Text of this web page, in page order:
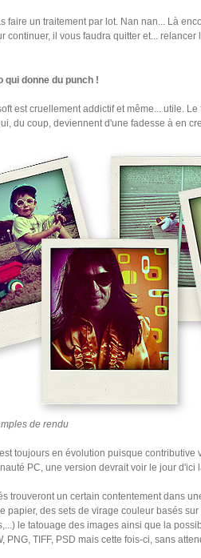
faire un traitement par lot. Nan nan... Là
continuer, il vous faudra quitter et... relancer
qui donne du punch !
est cruellement addictif et même... utile.
du coup, deviennent d'une fadesse à en
de rendu
toujours en évolution puisque
PC, une version devrait voir le jour
trouveront un certain contentement dans
papier, des sets de virage couleur basés
le tatouage des images ainsi que la
PNG, TIFF, PSD mais cette fois-ci, sans